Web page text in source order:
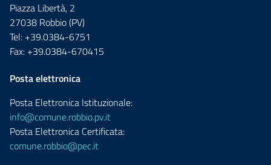
Piazza Libertà, 2
27038 Robbio (PV)
Tel: +39.0384-6751
Fax: +39.0384-670415
Posta elettronica
Posta Elettronica Istituzionale:
info@comune.robbio.pv.it
Posta Elettronica Certificata:
comune.robbio@pec.it